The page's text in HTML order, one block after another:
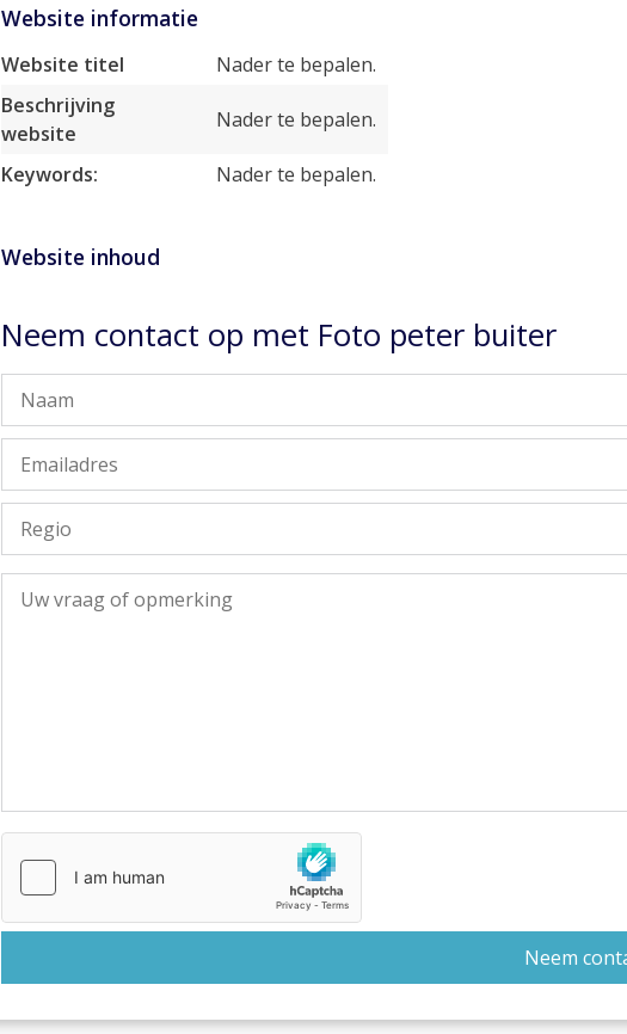
Website informatie
Website titel
Nader te bepalen.
Beschrijving
website
Nader te bepalen.
Keywords: Nader te bepalen.
Website inhoud
Neem contact op met Foto peter buiter